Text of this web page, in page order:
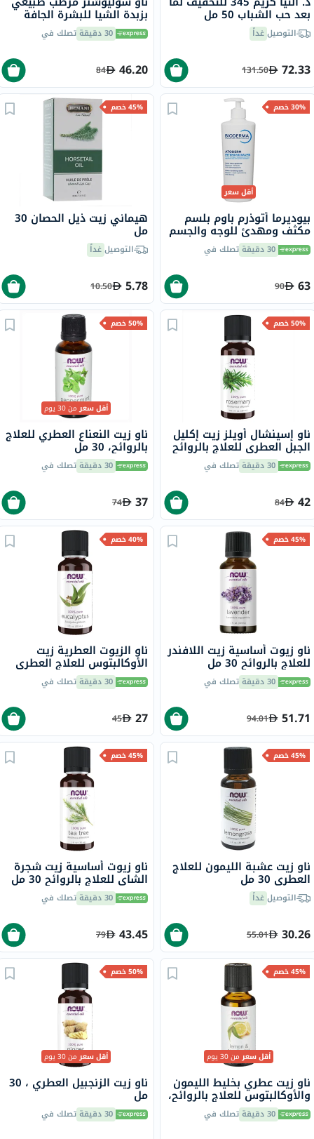
بعد حب الشباب 50 مل
التوصيلغداً
72.33
131.50
بزبدة الشيا للبشرة الجافة
207 مل 30 دقيقة تصلك في
46.20
84
30% خصم
أقل سعر
بيوديرما أتوذرم باوم بلسم
مكثف ومهدئ للوجه والجسم
500 مل 30 دقيقة تصلك في
63
90
45% خصم
هيماني زيت ذيل الحصان 30
مل
التوصيلغداً
5.78
10.50
50% خصم
ناو إسينشال أويلز زيت إكليل
الجبل العطري للعلاج بالروائح
العطرية 30 مل
30 دقيقة تصلك في
42
84
50% خصم
أقل سعرمن 30 يوم
ناو زيت النعناع العطري للعلاج
بالروائح، 30 مل
30 دقيقة تصلك في
37
74
45% خصم
ناو زيوت أساسية زيت اللافندر
للعلاج بالروائح 30 مل
30 دقيقة تصلك في
51.71
94.01
40% خصم
ناو الزيوت العطرية زيت
الأوكالبتوس للعلاج العطري
30 مل 30 دقيقة تصلك في
27
45
45% خصم
ناو زيت عشبة الليمون للعلاج
العطري 30 مل
التوصيلغداً
30.26
55.01
45% خصم
ناو زيوت أساسية زيت شجرة
الشاي للعلاج بالروائح 30 مل
30 دقيقة تصلك في
43.45
79
45% خصم
أقل سعرمن 30 يوم
ناو زيت عطري بخليط الليمون
والأوكالبتوس للعلاج بالروائح،
30 مل 30 دقيقة تصلك في
50% خصم
أقل سعرمن 30 يوم
ناو زيت الزنجبيل العطري ، 30
مل
30 دقيقة تصلك في